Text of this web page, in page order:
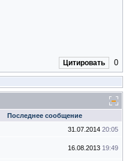
Цитировать 0
Последнее сообщение
31.07.2014 20:05
16.08.2013 19:49